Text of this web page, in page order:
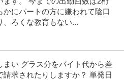
にパートの方に嫌われて陰口
、ろくな教育もない...
い グラス分をバイト代から差
請求されたりしますか？ 単発日